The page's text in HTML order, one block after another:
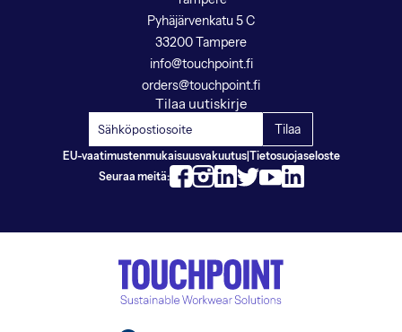
Pyhäjärvenkatu 5 C
33200 Tampere
info@touchpoint.fi
orders@touchpoint.fi
Tilaa uutiskirje
EU-vaatimustenmukaisuusvakuutus| Tietosuojaseloste
Seuraa meitä: